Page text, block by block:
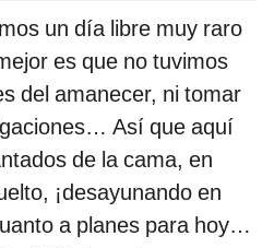
un día libre muy raro
es que no tuvimos
del amanecer, ni tomar
Así que aquí
de la cama, en
¡desayunando en
a planes para hoy…